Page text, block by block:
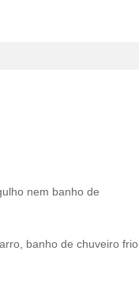
nem banho de
banho de chuveiro frio